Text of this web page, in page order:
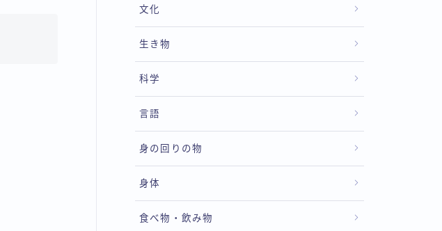
文化
生き物
科学
言語
身の回りの物
身体
食べ物・飲み物